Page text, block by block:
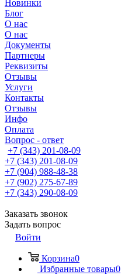
Новинки
Блог
О нас
О нас
Документы
Партнеры
Реквизиты
Отзывы
Услуги
Контакты
Отзывы
Инфо
Оплата
Вопрос - ответ
+7 (343) 201-08-09
+7 (343) 201-08-09
+7 (904) 988-48-38
+7 (902) 275-67-89
+7 (343) 290-08-09
Заказать звонок
Задать вопрос
Войти
Корзина0
Избранные товары0